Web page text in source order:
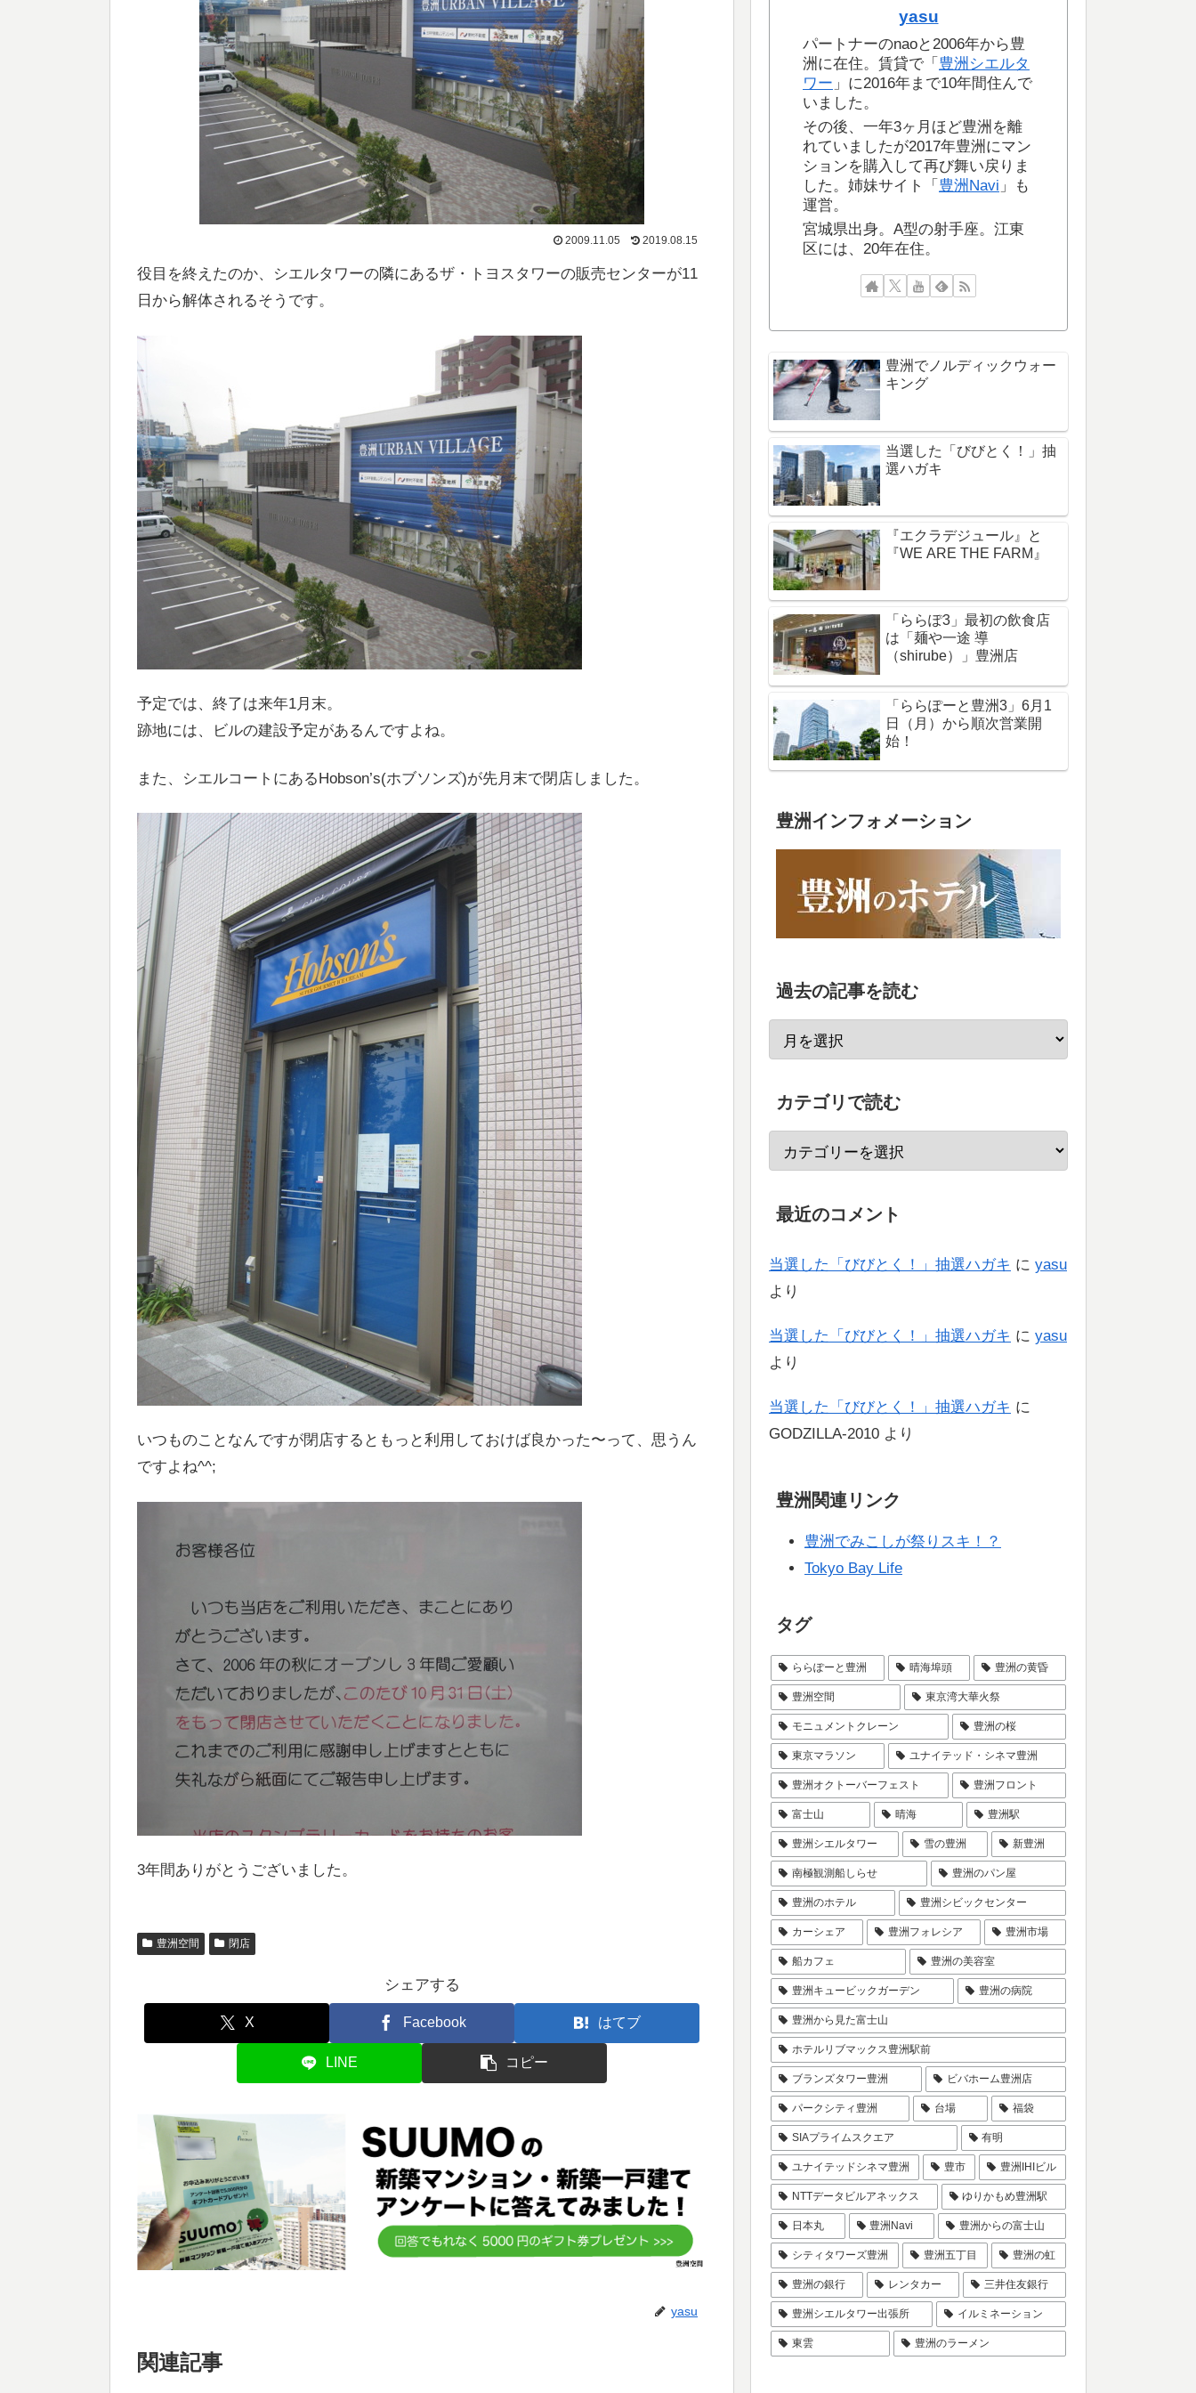
2009.11.05 2019.08.15
役目を終えたのか、シエルタワーの隣にあるザ・トヨスタワーの販売センターが11
日から解体されるそうです。
予定では、終了は来年1月末。
跡地には、ビルの建設予定があるんですよね。
また、シエルコートにあるHobson’s(ホブソンズ)が先月末で閉店しました。
いつものことなんですが閉店するともっと利用しておけば良かった〜って、思うん
ですよね^^;
3年間ありがとうございました。
豊洲空間 閉店
シェアする
X Facebook はてブ
LINE コピー
yasu
関連記事
yasu
パートナーのnaoと2006年から豊
洲に在住。賃貸で「 豊洲シエルタ
ワー 」に2016年まで10年間住んで
いました。
その後、一年3ヶ月ほど豊洲を離
れていましたが2017年豊洲にマン
ションを購入して再び舞い戻りま
した。姉妹サイト「 豊洲Navi 」も
運営。
宮城県出身。A型の射手座。江東
区には、20年在住。
豊洲でノルディックウォー
キング
当選した「びびとく！」抽
選ハガキ
『エクラデジュール』と
『WE ARE THE FARM』
「ららぽ3」最初の飲食店
は「麺や一途 導
（shirube）」豊洲店
「ららぽーと豊洲3」6月1
日（月）から順次営業開
始！
豊洲インフォメーション
過去の記事を読む
カテゴリで読む
最近のコメント
当選した「びびとく！」抽選ハガキ に yasu
より
当選した「びびとく！」抽選ハガキ に yasu
より
当選した「びびとく！」抽選ハガキ に
GODZILLA-2010 より
豊洲関連リンク
豊洲でみこしが祭りスキ！？
Tokyo Bay Life
タグ
ららぽーと豊洲 晴海埠頭 豊洲の黄昏
豊洲空間 東京湾大華火祭
モニュメントクレーン 豊洲の桜
東京マラソン ユナイテッド・シネマ豊洲
豊洲オクトーバーフェスト 豊洲フロント
富士山 晴海 豊洲駅
豊洲シエルタワー 雪の豊洲 新豊洲
南極観測船しらせ 豊洲のパン屋
豊洲のホテル 豊洲シビックセンター
カーシェア 豊洲フォレシア 豊洲市場
船カフェ 豊洲の美容室
豊洲キュービックガーデン 豊洲の病院
豊洲から見た富士山
ホテルリブマックス豊洲駅前
ブランズタワー豊洲 ビバホーム豊洲店
パークシティ豊洲 台場 福袋
SIAプライムスクエア 有明
ユナイテッドシネマ豊洲 豊市 豊洲IHIビル
NTTデータビルアネックス ゆりかもめ豊洲駅
日本丸 豊洲Navi 豊洲からの富士山
シティタワーズ豊洲 豊洲五丁目 豊洲の虹
豊洲の銀行 レンタカー 三井住友銀行
豊洲シエルタワー出張所 イルミネーション
東雲 豊洲のラーメン